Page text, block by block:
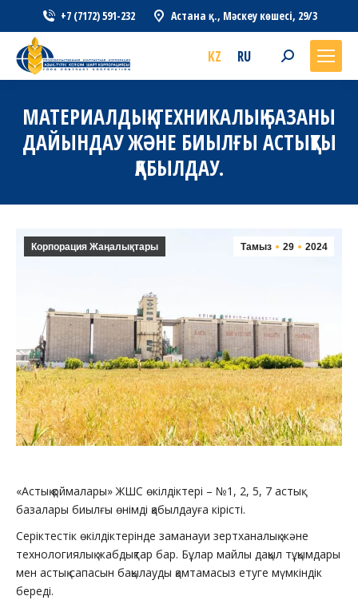
+7 (7172) 591-232 Астана қ., Мәскеу көшесі, 29/3
KZ RU Search:
МАТЕРИАЛДЫҚ-ТЕХНИКАЛЫҚ БАЗАНЫ
ДАЙЫНДАУ ЖӘНЕ БИЫЛҒЫ АСТЫҚТЫ
ҚАБЫЛДАУ.
Тамыз 29 2024
Корпорация Жаңалықтары
«Астық қоймалары» ЖШС өкілдіктері – №1, 2, 5, 7 астық
базалары биылғы өнімді қабылдауға кірісті.
Серіктестік өкілдіктерінде заманауи зертханалық және
технологиялық жабдықтар бар. Бұлар майлы дақыл тұқымдары
мен астық сапасын бақылауды қамтамасыз етуге мүмкіндік
береді.